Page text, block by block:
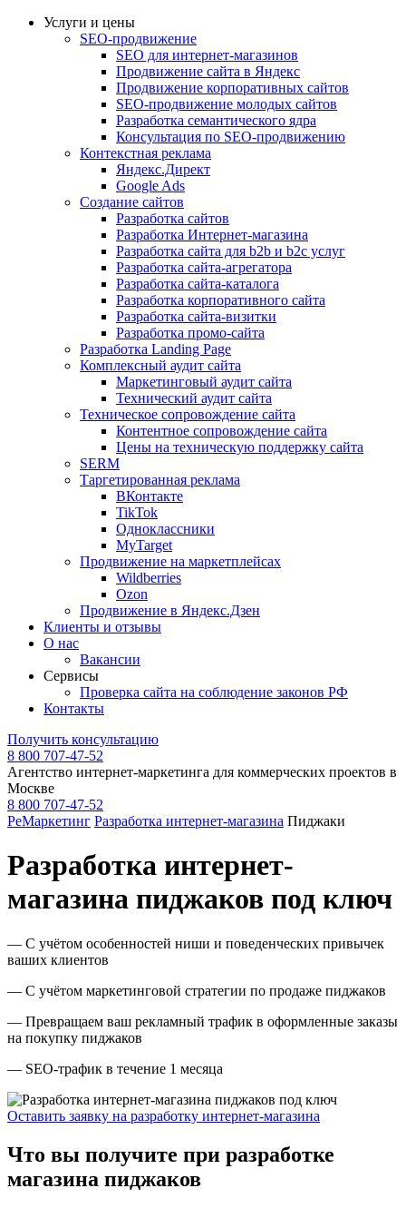
Услуги и цены
SEO-продвижение
SEO для интернет-магазинов
Продвижение сайта в Яндекс
Продвижение корпоративных сайтов
SEO-продвижение молодых сайтов
Разработка семантического ядра
Консультация по SEO-продвижению
Контекстная реклама
Яндекс.Директ
Google Ads
Создание сайтов
Разработка сайтов
Разработка Интернет-магазина
Разработка сайта для b2b и b2c услуг
Разработка сайта-агрегатора
Разработка сайта-каталога
Разработка корпоративного сайта
Разработка сайта-визитки
Разработка промо-сайта
Разработка Landing Page
Комплексный аудит сайта
Маркетинговый аудит сайта
Технический аудит сайта
Техническое сопровождение сайта
Контентное сопровождение сайта
Цены на техническую поддержку сайта
SERM
Таргетированная реклама
ВКонтакте
TikTok
Одноклассники
MyTarget
Продвижение на маркетплейсах
Wildberries
Ozon
Продвижение в Яндекс.Дзен
Клиенты и отзывы
О нас
Вакансии
Сервисы
Проверка сайта на соблюдение законов РФ
Контакты
Получить консультацию
8 800 707-47-52
Агентство интернет-маркетинга для коммерческих проектов в
Москве
8 800 707-47-52
РеМаркетинг Разработка интернет-магазина Пиджаки
Разработка интернет-
магазина пиджаков под ключ
— С учётом особенностей ниши и поведенческих привычек
ваших клиентов
— С учётом маркетинговой стратегии по продаже пиджаков
— Превращаем ваш рекламный трафик в оформленные заказы
на покупку пиджаков
— SEO-трафик в течение 1 месяца
Оставить заявку на разработку интернет-магазина
Что вы получите при разработке
магазина пиджаков